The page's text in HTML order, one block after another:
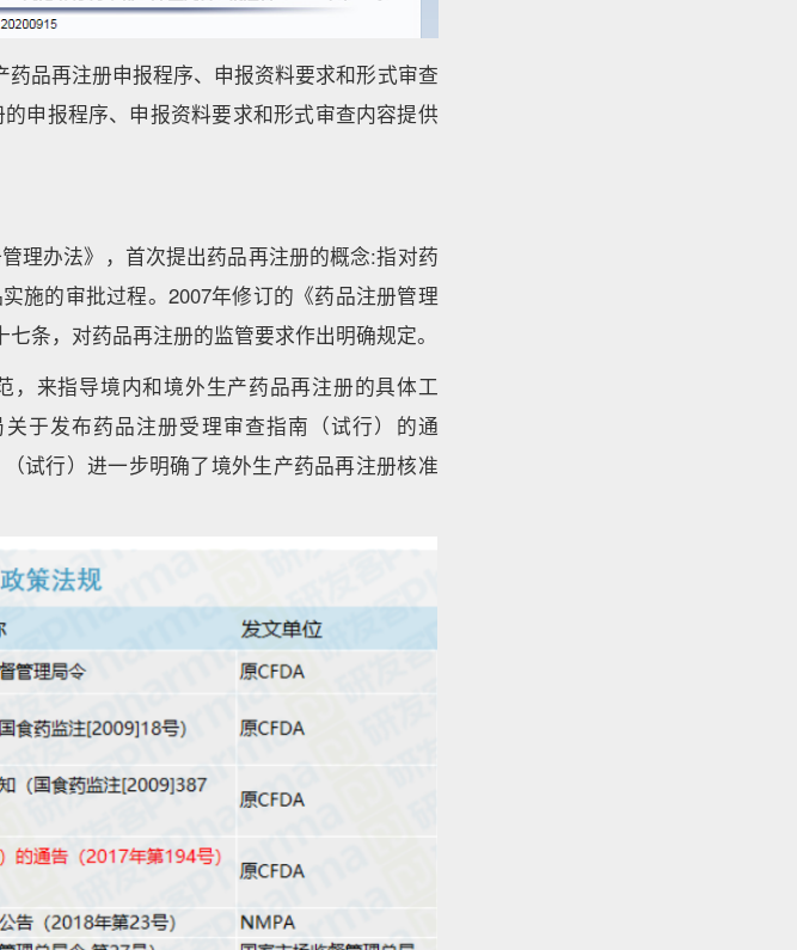
品再注册申报程序、申报资料要求和形式审查
申报程序、申报资料要求和形式审查内容提供
理办法》，首次提出药品再注册的概念:指对药
施的审批过程。2007年修订的《药品注册管理
条，对药品再注册的监管要求作出明确规定。
来指导境内和境外生产药品再注册的具体工
于发布药品注册受理审查指南（试行）的通
试行）进一步明确了境外生产药品再注册核准